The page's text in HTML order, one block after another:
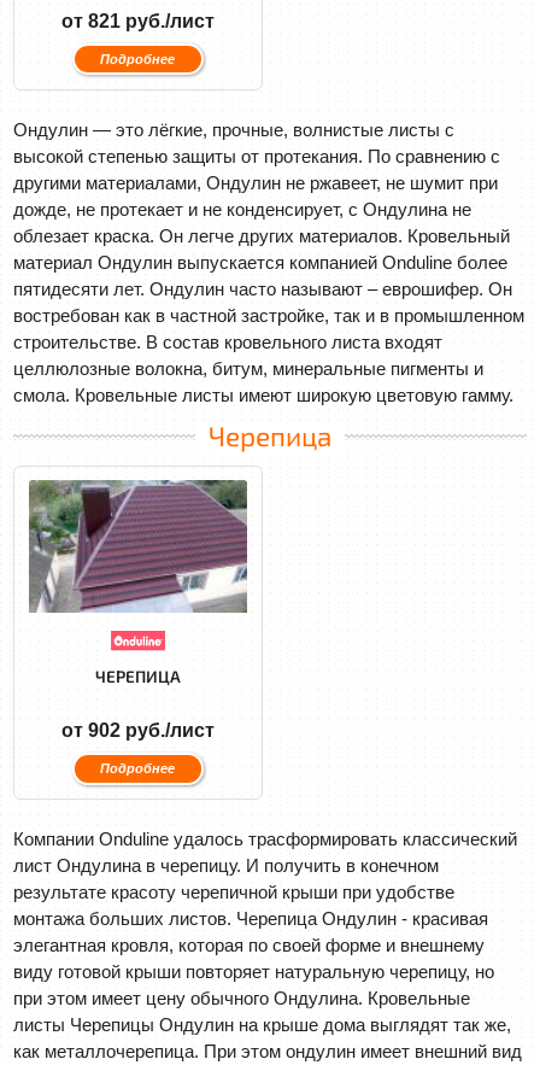
от 821 руб./лист
Подробнее
Ондулин — это лёгкие, прочные, волнистые листы с
высокой степенью защиты от протекания. По сравнению с
другими материалами, Ондулин не ржавеет, не шумит при
дожде, не протекает и не конденсирует, с Ондулина не
облезает краска. Он легче других материалов. Кровельный
материал Ондулин выпускается компанией Onduline более
пятидесяти лет. Ондулин часто называют – еврошифер. Он
востребован как в частной застройке, так и в промышленном
строительстве. В состав кровельного листа входят
целлюлозные волокна, битум, минеральные пигменты и
смола. Кровельные листы имеют широкую цветовую гамму.
Черепица
ЧЕРЕПИЦА
от 902 руб./лист
Подробнее
Компании Onduline удалось трасформировать классический
лист Ондулина в черепицу. И получить в конечном
результате красоту черепичной крыши при удобстве
монтажа больших листов. Черепица Ондулин - красивая
элегантная кровля, которая по своей форме и внешнему
виду готовой крыши повторяет натуральную черепицу, но
при этом имеет цену обычного Ондулина. Кровельные
листы Черепицы Ондулин на крыше дома выглядят так же,
как металлочерепица. При этом ондулин имеет внешний вид